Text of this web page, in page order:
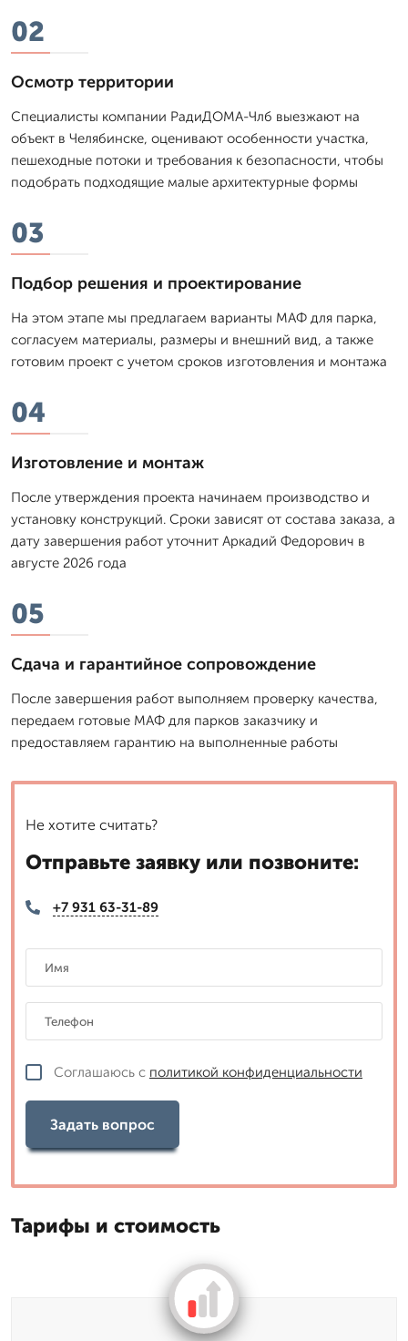
02
Осмотр территории
Специалисты компании РадиДОМА-Члб выезжают на
объект в Челябинске, оценивают особенности участка,
пешеходные потоки и требования к безопасности, чтобы
подобрать подходящие малые архитектурные формы
03
Подбор решения и проектирование
На этом этапе мы предлагаем варианты МАФ для парка,
согласуем материалы, размеры и внешний вид, а также
готовим проект с учетом сроков изготовления и монтажа
04
Изготовление и монтаж
После утверждения проекта начинаем производство и
установку конструкций. Сроки зависят от состава заказа, а
дату завершения работ уточнит Аркадий Федорович в
августе 2026 года
05
Сдача и гарантийное сопровождение
После завершения работ выполняем проверку качества,
передаем готовые МАФ для парков заказчику и
предоставляем гарантию на выполненные работы
Не хотите считать?
Отправьте заявку или позвоните:
+7 931 63-31-89
Соглашаюсь с политикой конфиденциальности
Задать вопрос
Тарифы и стоимость